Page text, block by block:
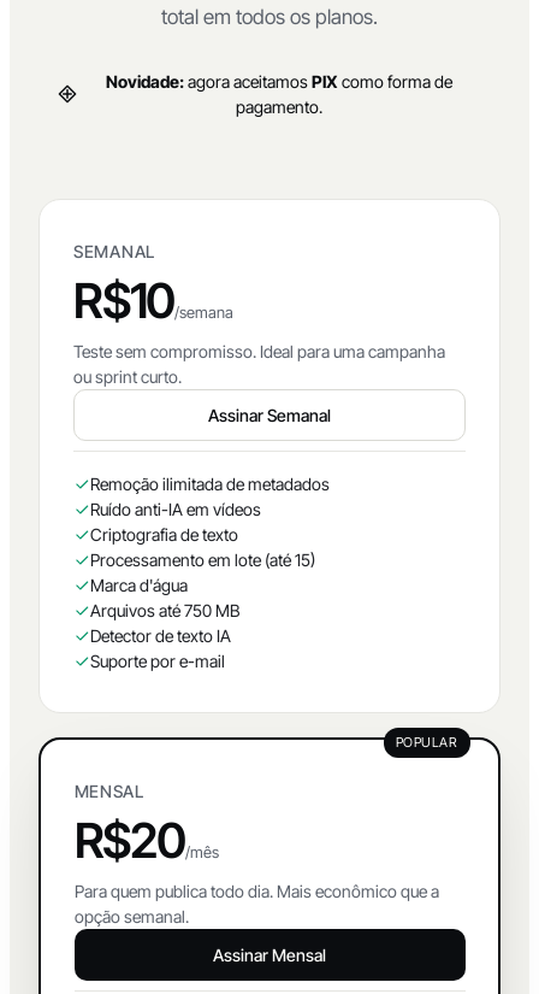
total em todos os planos.
Novidade:agora aceitamosPIX como forma de
pagamento.
SEMANAL
R$10/semana
Teste sem compromisso. Ideal para uma campanha
ou sprint curto.
Assinar Semanal
Remoção ilimitada de metadados
Ruído anti-IA em vídeos
Criptografia de texto
Processamento em lote (até 15)
Marca d'água
Arquivos até 750 MB
Detector de texto IA
Suporte por e-mail
POPULAR
MENSAL
R$20/mês
Para quem publica todo dia. Mais econômico que a
opção semanal.
Assinar Mensal